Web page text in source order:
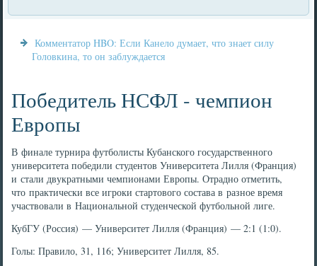
Комментатор HBO: Если Канело думает, что знает силу
Головкина, то он заблуждается
Победитель НСФЛ - чемпион
Европы
В финале турнира футболисты Кубанского государственного
университета победили студентов Университета Лилля (Франция)
и стали двукратными чемпионами Европы. Отрадно отметить,
что практически все игроки стартового состава в разное время
участвовали в Национальной студенческой футбольной лиге.
КубГУ (Россия) — Университет Лилля (Франция) — 2:1 (1:0).
Голы: Правило, 31, 116; Университет Лилля, 85.